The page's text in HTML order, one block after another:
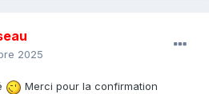
2025
Merci pour la confirmation